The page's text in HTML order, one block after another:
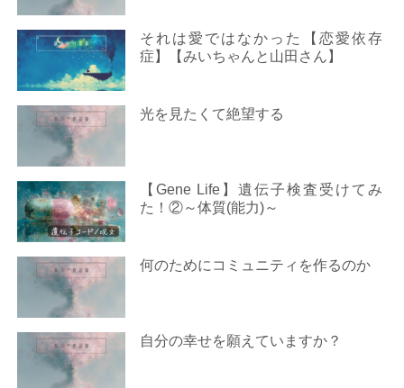
それは愛ではなかった【恋愛依存
症】【みいちゃんと山田さん】
光を見たくて絶望する
【Gene Life】遺伝子検査受けてみ
た！②～体質(能力)～
何のためにコミュニティを作るのか
自分の幸せを願えていますか？